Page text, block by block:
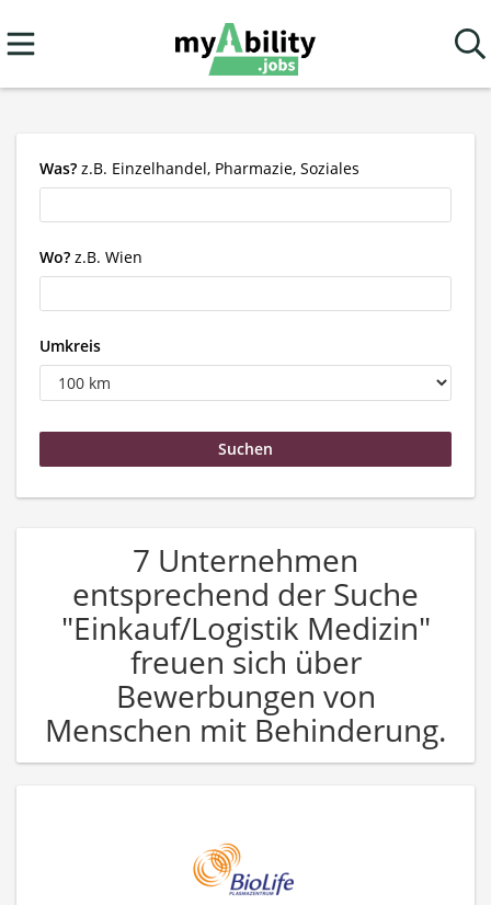
Was? z.B. Einzelhandel, Pharmazie, Soziales
Wo? z.B. Wien
Umkreis
7 Unternehmen
entsprechend der Suche
"Einkauf/Logistik Medizin"
freuen sich über
Bewerbungen von
Menschen mit Behinderung.